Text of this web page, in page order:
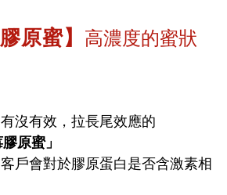
原蜜】 高濃度的蜜狀
沒有效，拉長尾效應的
原蜜」
戶會對於膠原蛋白是否含激素相